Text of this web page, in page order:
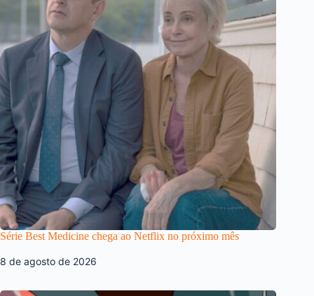
Série Best Medicine chega ao Netflix no próximo mês
8 de agosto de 2026